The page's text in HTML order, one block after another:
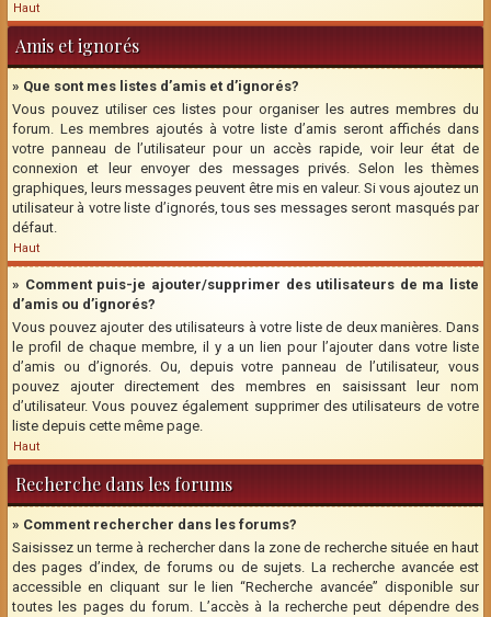
Haut
Amis et ignorés
» Que sont mes listes d’amis et d’ignorés?
Vous pouvez utiliser ces listes pour organiser les autres membres du
forum. Les membres ajoutés à votre liste d’amis seront affichés dans
votre panneau de l’utilisateur pour un accès rapide, voir leur état de
connexion et leur envoyer des messages privés. Selon les thèmes
graphiques, leurs messages peuvent être mis en valeur. Si vous ajoutez un
utilisateur à votre liste d’ignorés, tous ses messages seront masqués par
défaut.
Haut
» Comment puis-je ajouter/supprimer des utilisateurs de ma liste
d’amis ou d’ignorés?
Vous pouvez ajouter des utilisateurs à votre liste de deux manières. Dans
le profil de chaque membre, il y a un lien pour l’ajouter dans votre liste
d’amis ou d’ignorés. Ou, depuis votre panneau de l’utilisateur, vous
pouvez ajouter directement des membres en saisissant leur nom
d’utilisateur. Vous pouvez également supprimer des utilisateurs de votre
liste depuis cette même page.
Haut
Recherche dans les forums
» Comment rechercher dans les forums?
Saisissez un terme à rechercher dans la zone de recherche située en haut
des pages d’index, de forums ou de sujets. La recherche avancée est
accessible en cliquant sur le lien “Recherche avancée” disponible sur
toutes les pages du forum. L’accès à la recherche peut dépendre des